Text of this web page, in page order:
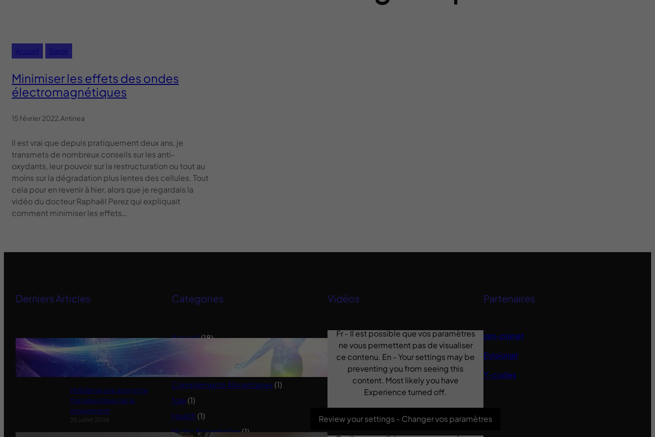
Accueil Santé
Minimiser les effets des ondes
électromagnétiques
15 février 2022 Antinea
Il est vrai que depuis pratiquement deux ans, je
transmets de nombreux conseils sur les anti-
oxydants, leur pouvoir sur la restructuration ou tout au
moins sur la dégradation plus lentes des cellules. Tout
cela pour en revenir à hier, alors que je regardais la
vidéo du docteur Raphaël Perez qui expliquait
comment minimiser les effets…
Derniers Articles
Ensemble pour retrouver notre
souveraineté
11 janvier 2022
Holidanse une approche
therapeutique par le
mouvement
28 juillet 2026
Categories
Accueil(18)
Compléments Alimentaires (1)
foie (1)
Health (1)
Huiles Essentielles(1)
Vidéos
Fr - Il est possible que vos paramètres
ne vous permettent pas de visualiser
ce contenu. En - Your settings may be
preventing you from seeing this
content. Most likely you have
Experience turned off.
Review your settings - Changer vos paramètres
Partenaires
zen-planet
Evisionair
Y-codes